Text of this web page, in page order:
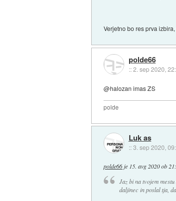
Verjetno bo res prva
polde66
::2. sep 2020,
@halozan imas ZS
polde
Luk as
::3. sep 2020,
polde66 je 15. avg 2020 ob
Jaz bi na tvojem
daljinec in poslal tja,